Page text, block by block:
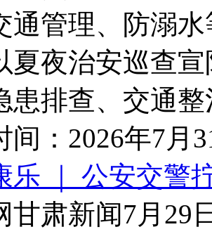
通管理、防溺
夏夜治安巡查
患排查、交通
： 2026年7月
乐 ｜ 公安交警
甘肃新闻7月29